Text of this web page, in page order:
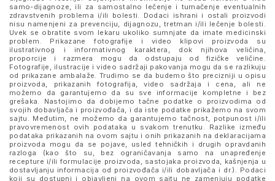
samo-dijagnoze, ili za samostalno lečenje i tumačenje eventualnih
zdravstvenih problema i/ili bolesti. Dodaci ishrani i ostali proizvodi
nisu namenjeni za prevenciju, dijagnozu, tretman i/ili lečenje bolesti.
Uvek se obratite svom lekaru ukoliko sumnjate da imate medicinski
problem. Prikazane fotografije i video klipovi proizvoda su
ilustrativnog i informativnog karaktera, dok njihova veličina,
proporcije i razmera mogu da odstupaju od fizičke veličine.
Fotografije, ilustracije i video sadržaji pakovanja mogu da se razlikuju
od prikazane ambalaže. Trudimo se da budemo što precizniji u opisu
proizvoda, prikazanih fotografija, video sadržaja i cena, ali ne
možemo da garantujemo da su sve informacije kompletne i bez
grešaka. Nastojimo da dobijemo tačne podatke o proizvodima od
svojih dobavljača i proizvođača, i da iste podatke prikažemo na svom
sajtu. Međutim, ne možemo da garantujemo tačnost, potpunost i/ili
pravovremenost ovih podataka u svakom trenutku. Razlike između
podataka prikazanih na ovom sajtu i onih prikazanih na deklaracijama
proizvoda mogu da se pojave, usled tehničkih i drugih opravdanih
razloga (kao što su, bez ograničavanja samo na unapređenje
recepture i/ili formulacije proizvoda, sastojaka proizvoda, kašnjenja u
dostavljanju informacija od proizvođača i/ili dobavljača i dr.). Podaci
koji su dostupni i objavljeni na ovom sajtu ne zamenjuju podatke